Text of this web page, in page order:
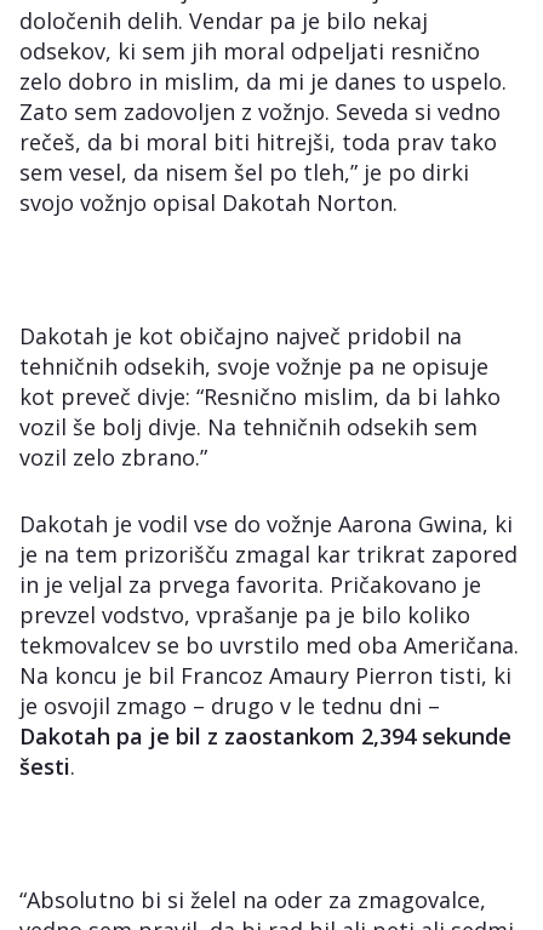
določenih delih. Vendar pa je bilo nekaj
odsekov, ki sem jih moral odpeljati resnično
zelo dobro in mislim, da mi je danes to uspelo.
Zato sem zadovoljen z vožnjo. Seveda si vedno
rečeš, da bi moral biti hitrejši, toda prav tako
sem vesel, da nisem šel po tleh,” je po dirki
svojo vožnjo opisal Dakotah Norton.
Dakotah je kot običajno največ pridobil na
tehničnih odsekih, svoje vožnje pa ne opisuje
kot preveč divje: “Resnično mislim, da bi lahko
vozil še bolj divje. Na tehničnih odsekih sem
vozil zelo zbrano.”
Dakotah je vodil vse do vožnje Aarona Gwina, ki
je na tem prizorišču zmagal kar trikrat zapored
in je veljal za prvega favorita. Pričakovano je
prevzel vodstvo, vprašanje pa je bilo koliko
tekmovalcev se bo uvrstilo med oba Američana.
Na koncu je bil Francoz Amaury Pierron tisti, ki
je osvojil zmago – drugo v le tednu dni –
Dakotah pa je bil z zaostankom 2,394 sekunde
šesti.
“Absolutno bi si želel na oder za zmagovalce,